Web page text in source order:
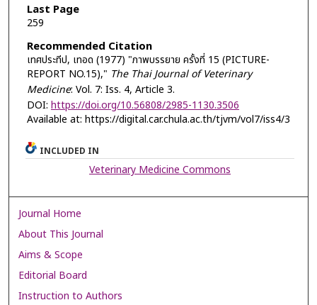
Last Page
259
Recommended Citation
เทศประทีป, เทอด (1977) "ภาพบรรยาย ครั้งที่ 15 (PICTURE-
REPORT NO.15)," The Thai Journal of Veterinary
Medicine: Vol. 7: Iss. 4, Article 3.
DOI: https://doi.org/10.56808/2985-1130.3506
Available at: https://digital.car.chula.ac.th/tjvm/vol7/iss4/3
INCLUDED IN
Veterinary Medicine Commons
Journal Home
About This Journal
Aims & Scope
Editorial Board
Instruction to Authors